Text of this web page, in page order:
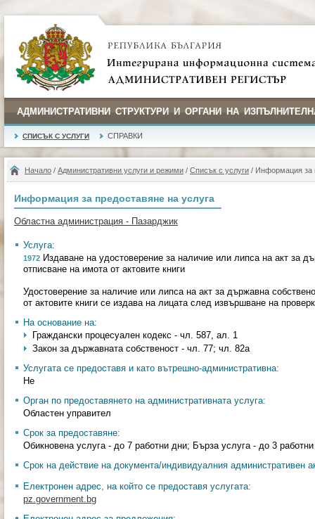
АДМИНИСТРАТИВНИ СТРУКТУРИ И ОРГАНИ НА
СПИСЪК С УСЛУГИ СПРАВКИ
Начало / Административни услуги и режими / Списък с услуги / Информация за
Информация за предоставяне на услуга
Областна администрация - Пазарджик
Услуга:
1972 Издаване на удостоверение за наличие или липса на акт за
отписване на имота от актовите книги
Удостоверение за наличие или липса на акт за държавна
от актовите книги се издава на лицата след извършване на
На основание на:
Граждански процесуален кодекс - чл. 587, ал. 1
Закон за държавната собственост - чл. 77; чл. 82а
Услугата се предоставя и като вътрешно-административна:
Не
Орган по предоставянето на административната услуга:
Областен управител
Срок за предоставяне:
Обикновена услуга - до 7 работни дни; Бърза услуга - до 3
Срок на действие на документа/индивидуалния административен
Електронен адрес, на който се предоставя услугата:
pz.government.bg